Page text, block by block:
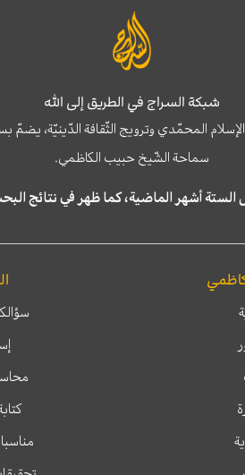
شبكة السراج في الطريق إلى الله
المحمّدي وترويج الثّقافة الدّينيّة،
سماحة الشّيخ حبيب الكاظمي.